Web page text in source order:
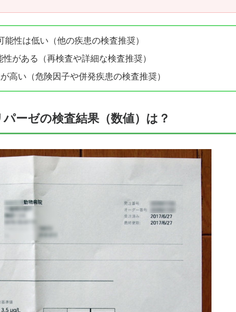
性は低い（他の疾患の検査推奨）
る（再検査や詳細な検査推奨）
危険因子や併発疾患の検査推奨）
ーゼの検査結果（数値）は？